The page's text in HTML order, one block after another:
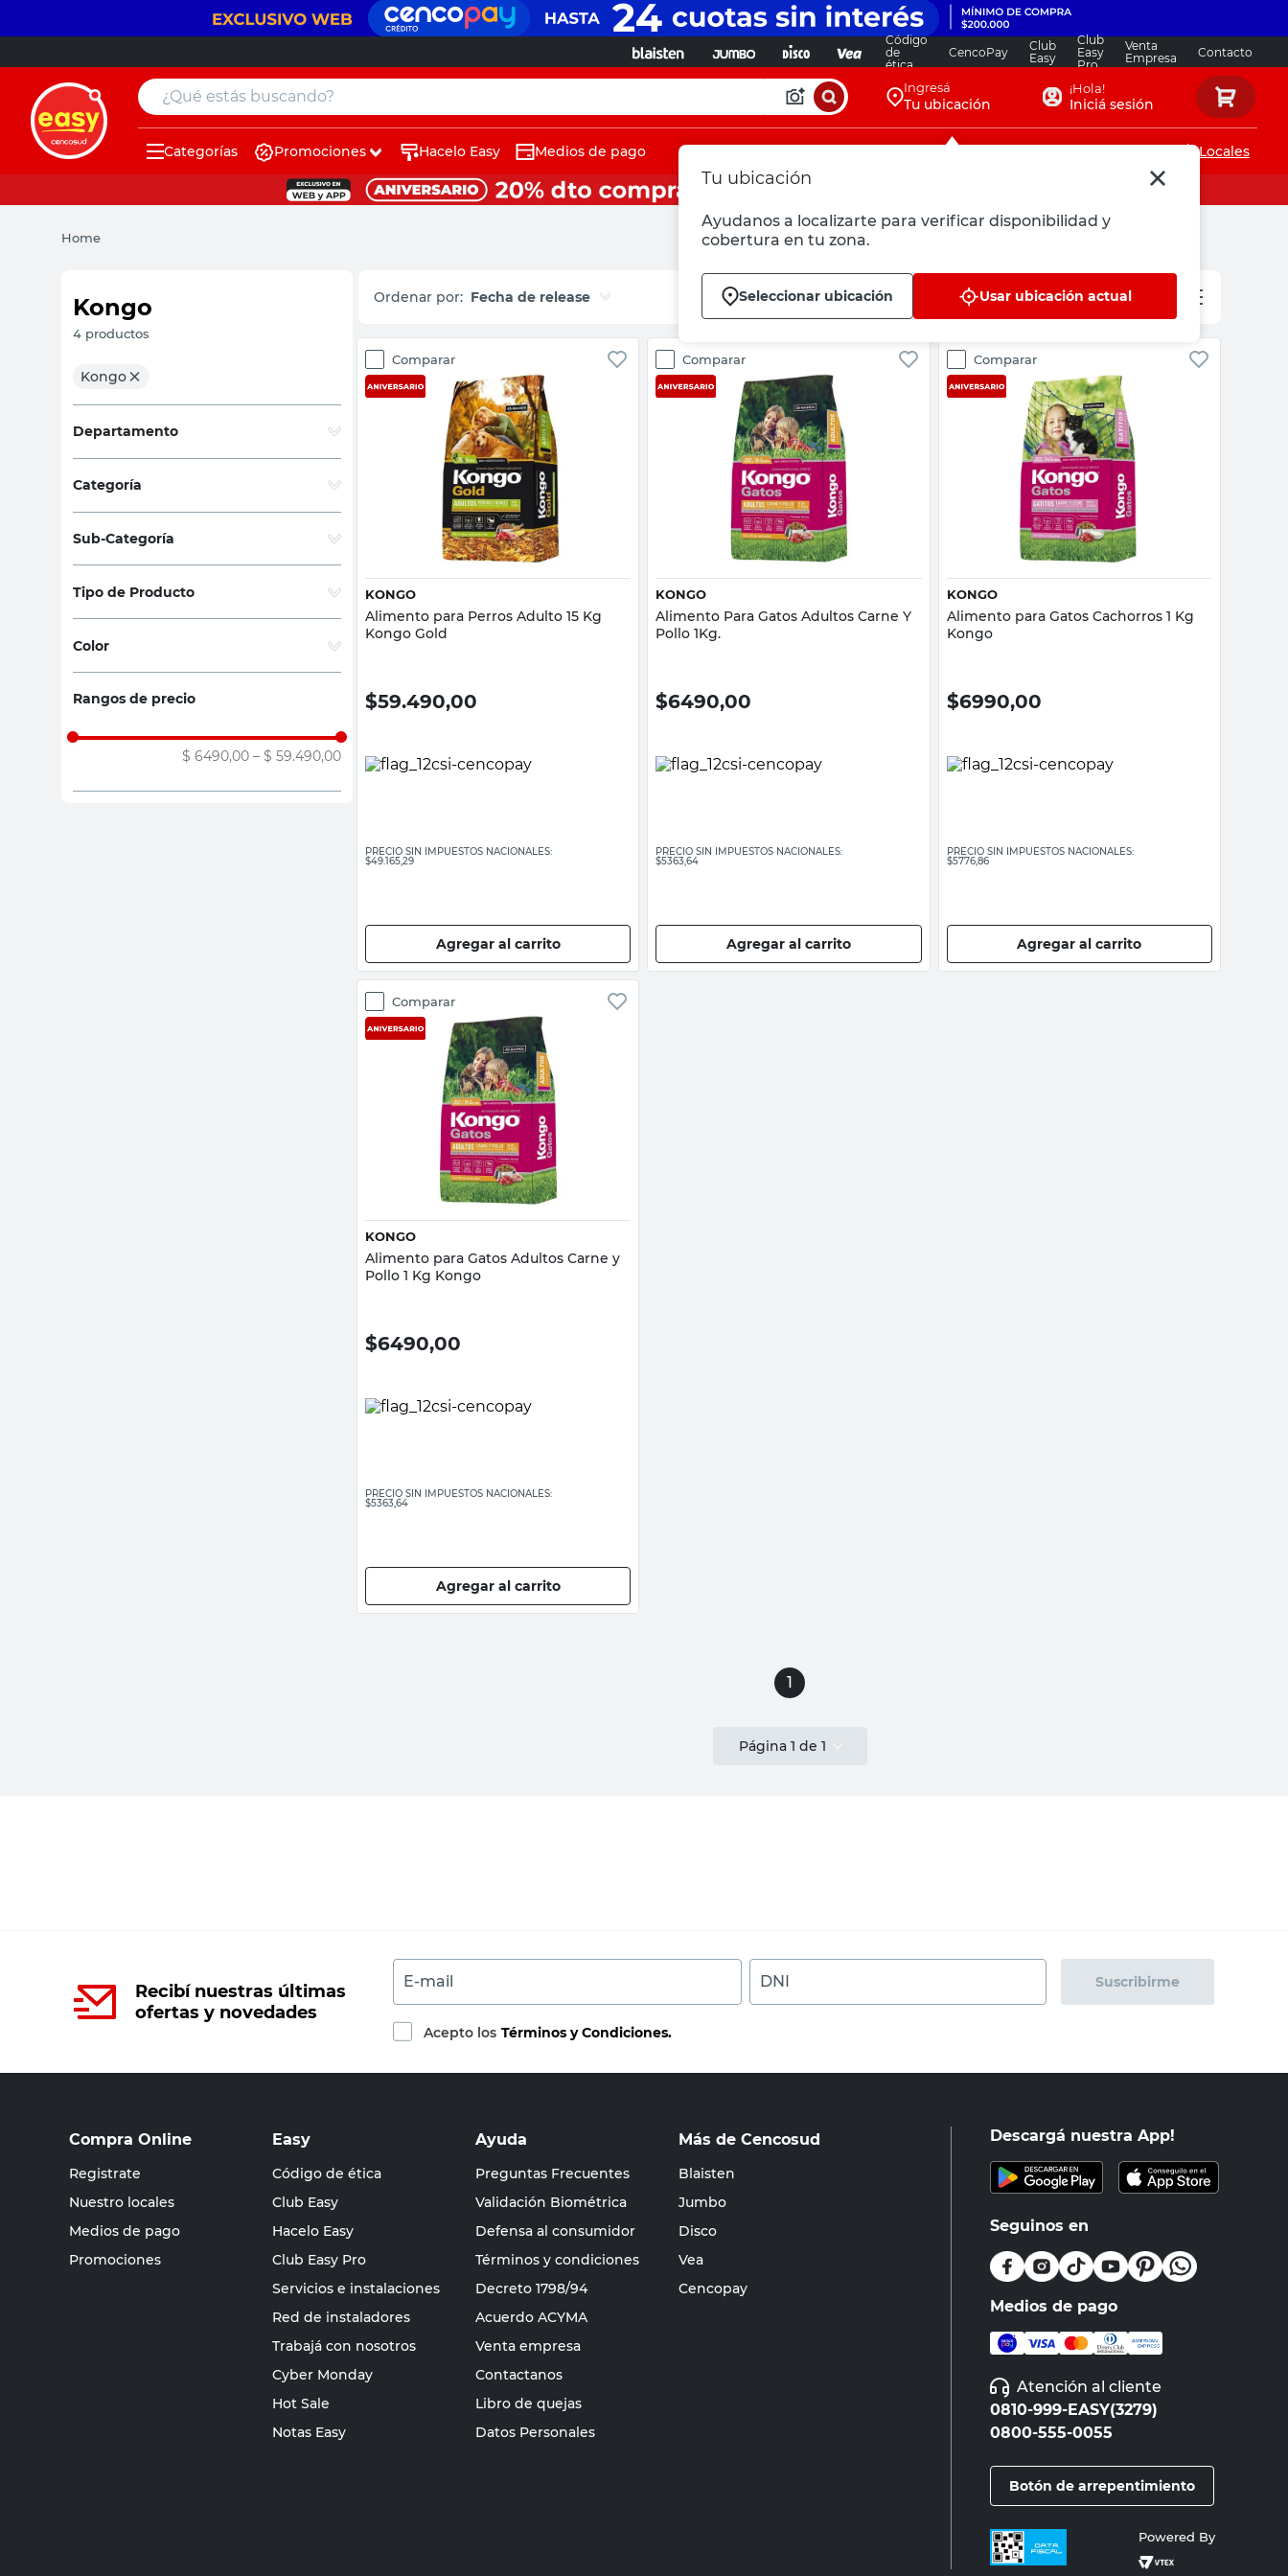
Código
de
ética
CencoPay
Club
Easy
Club
Easy
Pro
Venta
Empresa
Contacto
¿Qué estás buscando? Ingresá
Tu ubicación
Tu ubicación
Ayudanos a localizarte para verificar disponibilidad y
cobertura en tu zona.
Seleccionar ubicación Usar ubicación actual
¡Hola!
Iniciá sesión
Categorías Promociones Hacelo Easy Medios de pago Locales
Home
Kongo
4 productos
Kongo
Departamento
Categoría
Sub-Categoría
Tipo de Producto
Color
Surtido
1
Rangos de precio
$ 6490,00 – $ 59.490,00
Fecha de release
Comparar
Vista rápida
KONGO
Alimento para Perros Adulto 15 Kg
Kongo Gold
$59.490,00
PRECIO SIN IMPUESTOS NACIONALES:
$49.165,29
Agregar al carrito
Comparar
Vista rápida
KONGO
Alimento Para Gatos Adultos Carne Y
Pollo 1Kg.
$6490,00
PRECIO SIN IMPUESTOS NACIONALES:
$5363,64
Agregar al carrito
Comparar
Vista rápida
KONGO
Alimento para Gatos Cachorros 1 Kg
Kongo
$6990,00
PRECIO SIN IMPUESTOS NACIONALES:
$5776,86
Agregar al carrito
Comparar
Vista rápida
KONGO
Alimento para Gatos Adultos Carne y
Pollo 1 Kg Kongo
$6490,00
PRECIO SIN IMPUESTOS NACIONALES:
$5363,64
Agregar al carrito
1
Página 1 de 1
Recibí nuestras últimas
ofertas y novedades
E-mail DNI Suscribirme
Acepto los Términos y Condiciones.
Compra Online
Registrate
Nuestro locales
Medios de pago
Promociones
Easy
Código de ética
Club Easy
Hacelo Easy
Club Easy Pro
Servicios e instalaciones
Red de instaladores
Trabajá con nosotros
Cyber Monday
Hot Sale
Notas Easy
Ayuda
Preguntas Frecuentes
Validación Biométrica
Defensa al consumidor
Términos y condiciones
Decreto 1798/94
Acuerdo ACYMA
Venta empresa
Contactanos
Libro de quejas
Datos Personales
Más de Cencosud
Blaisten
Jumbo
Disco
Vea
Cencopay
Descargá nuestra App!
Seguinos en
Medios de pago
Atención al cliente
0810-999-EASY(3279)
0800-555-0055
Botón de arrepentimiento
Powered By
muebles
espejo